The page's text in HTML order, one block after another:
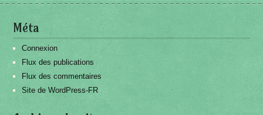
Méta
Connexion
Flux des publications
Flux des commentaires
Site de WordPress-FR